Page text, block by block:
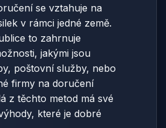
se vztahuje na
v rámci jedné země.
to zahrnuje
jakými jsou
poštovní služby, nebo
firmy na doručení
z těchto metod má své
které je dobré